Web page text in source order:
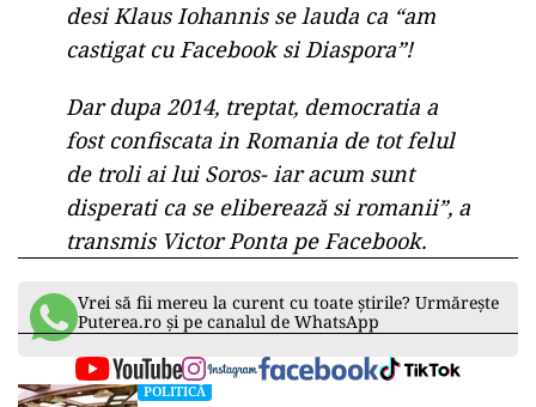
desi Klaus Iohannis se lauda ca “am
castigat cu Facebook si Diaspora”!
Dar dupa 2014, treptat, democratia a
fost confiscata in Romania de tot felul
de troli ai lui Soros- iar acum sunt
disperati ca se eliberează si romanii”, a
transmis Victor Ponta pe Facebook.
Vrei să fii mereu la curent cu toate știrile? Urmărește
Puterea.ro și pe canalul de WhatsApp
POLITICĂ